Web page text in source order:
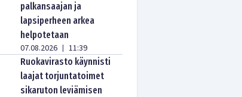
palkansaajan ja
lapsiperheen arkea
helpotetaan
07.08.2026 | 11:39
Ruokavirasto käynnisti
laajat torjuntatoimet
sikaruton leviämisen